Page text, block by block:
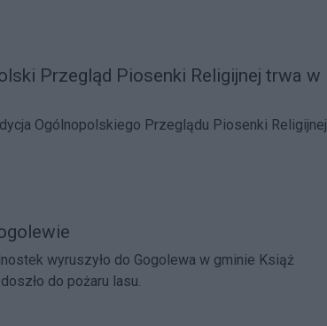
Przegląd Piosenki Religijnej trwa w
Ogólnopolskiego Przeglądu Piosenki Religijnej
wyruszyło do Gogolewa w gminie Książ
do pożaru lasu.